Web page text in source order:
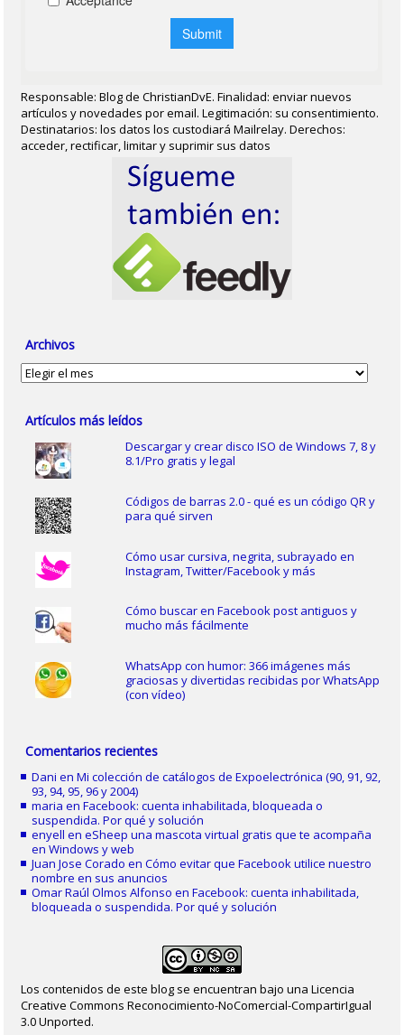
Responsable: Blog de ChristianDvE. Finalidad: enviar nuevos
artículos y novedades por email. Legitimación: su consentimiento.
Destinatarios: los datos los custodiará Mailrelay. Derechos:
acceder, rectificar, limitar y suprimir sus datos
Archivos
Archivos
Artículos más leídos
Descargar y crear disco ISO de Windows 7, 8 y
8.1/Pro gratis y legal
Códigos de barras 2.0 - qué es un código QR y
para qué sirven
Cómo usar cursiva, negrita, subrayado en
Instagram, Twitter/Facebook y más
Cómo buscar en Facebook post antiguos y
mucho más fácilmente
WhatsApp con humor: 366 imágenes más
graciosas y divertidas recibidas por WhatsApp
(con vídeo)
Comentarios recientes
Dani enMi colección de catálogos de Expoelectrónica (90, 91, 92,
93, 94, 95, 96 y 2004)
maria enFacebook: cuenta inhabilitada, bloqueada o
suspendida. Por qué y solución
enyell eneSheep una mascota virtual gratis que te acompaña
en Windows y web
Juan Jose Corado enCómo evitar que Facebook utilice nuestro
nombre en sus anuncios
Omar Raúl Olmos Alfonso enFacebook: cuenta inhabilitada,
bloqueada o suspendida. Por qué y solución
Los contenidos de este blog se encuentran bajo una Licencia
Creative Commons Reconocimiento-NoComercial-CompartirIgual
3.0 Unported.